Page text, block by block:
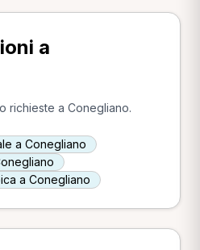
a
richieste a Conegliano.
a Conegliano
a Conegliano